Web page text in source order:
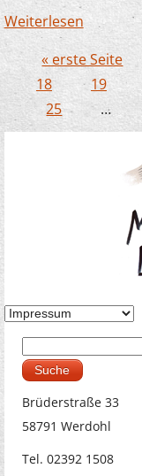
Weiterlesen über
Seiten
« erste Seite
18
19
25
…
Suchformular
Brüderstraße 33
58791 Werdohl
Tel. 02392 1508